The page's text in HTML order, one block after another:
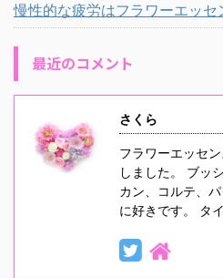
慢性的な疲労はフラワーエッセ
最近のコメント
さくら
フラワーエッセ
しました。 ブッ
カン、コルテ、
に好きです。 タ